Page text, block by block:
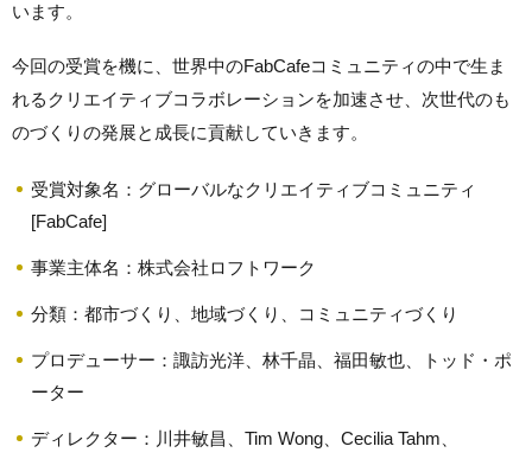
います。
今回の受賞を機に、世界中のFabCafeコミュニティの中で生ま
れるクリエイティブコラボレーションを加速させ、次世代のも
のづくりの発展と成長に貢献していきます。
受賞対象名：グローバルなクリエイティブコミュニティ
[FabCafe]
事業主体名：株式会社ロフトワーク
分類：都市づくり、地域づくり、コミュニティづくり
プロデューサー：諏訪光洋、林千晶、福田敏也、トッド・ポ
ーター
ディレクター：川井敏昌、Tim Wong、Cecilia Tahm、